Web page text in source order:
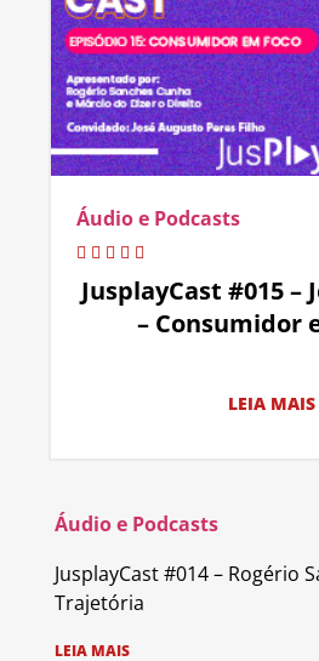
Áudio e Podcasts
JusplayCast #015 –
– Consumidor
LEIA MAIS
Áudio e Podcasts
JusplayCast #014 – Rogério
Trajetória
LEIA MAIS